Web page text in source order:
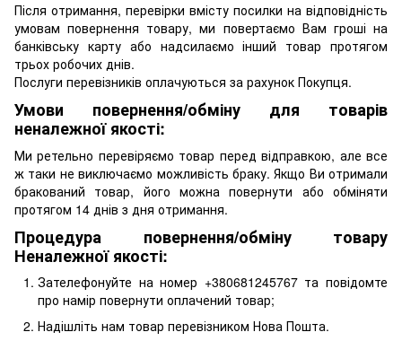
Після отримання, перевірки вмісту посилки на відповідність
умовам повернення товару, ми повертаємо Вам гроші на
банківську карту або надсилаємо інший товар протягом
трьох робочих днів.
Послуги перевізників оплачуються за рахунок Покупця.
Умови повернення/обміну для товарів
неналежної якості:
Ми ретельно перевіряємо товар перед відправкою, але все
ж таки не виключаємо можливість браку. Якщо Ви отримали
бракований товар, його можна повернути або обміняти
протягом 14 днів з дня отримання.
Процедура повернення/обміну товару
Неналежної якості:
Зателефонуйте на номер +380681245767 та повідомте
про намір повернути оплачений товар;
Надішліть нам товар перевізником Нова Пошта.